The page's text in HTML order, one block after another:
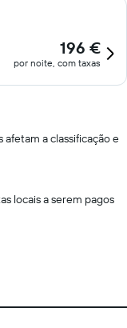
196 €
por noite, com taxas
a classificação e
locais a serem pagos